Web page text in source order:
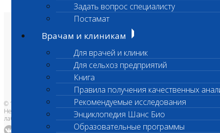
Задать вопрос специалисту
Постамат
Врачам и клиникам
Для врачей и клиник
Для сельхоз предприятий
Книга
Правила получения качественных
Рекомендуемые исследования
Энциклопедия Шанс Био
Образовательные программы
О лаборатории
Анализы и цены
Владельцам
Врачам и клиникам
Бланки лаборатории
Банк донорской крови
Адреса лабораторий
© 1996-2026
Независимая ветеринарная
лаборатория Шанс Био